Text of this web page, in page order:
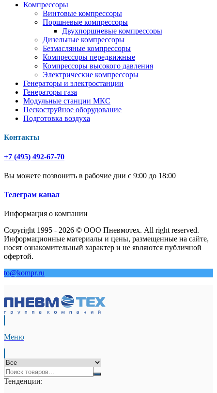
Компрессоры
Винтовые компрессоры
Поршневые компрессоры
Двухпоршневые компрессоры
Дизельные компрессоры
Безмасляные компрессоры
Компрессоры передвижные
Компрессоры высокого давления
Электрические компрессоры
Генераторы и электростанции
Генераторы газа
Модульные станции МКС
Пескоструйное оборудование
Подготовка воздуха
Контакты
+7 (495) 492-67-70
Вы можете позвонить в рабочие дни с 9:00 до 18:00
Телеграм канал
Информация о компании
Copyright 1995 - 2026 © ООО Пневмотех. All right reserved.
Информационные материалы и цены, размещенные на сайте,
носят ознакомительный характер и не являются публичной
офертой.
to@kompr.ru
Меню
Тенденции: